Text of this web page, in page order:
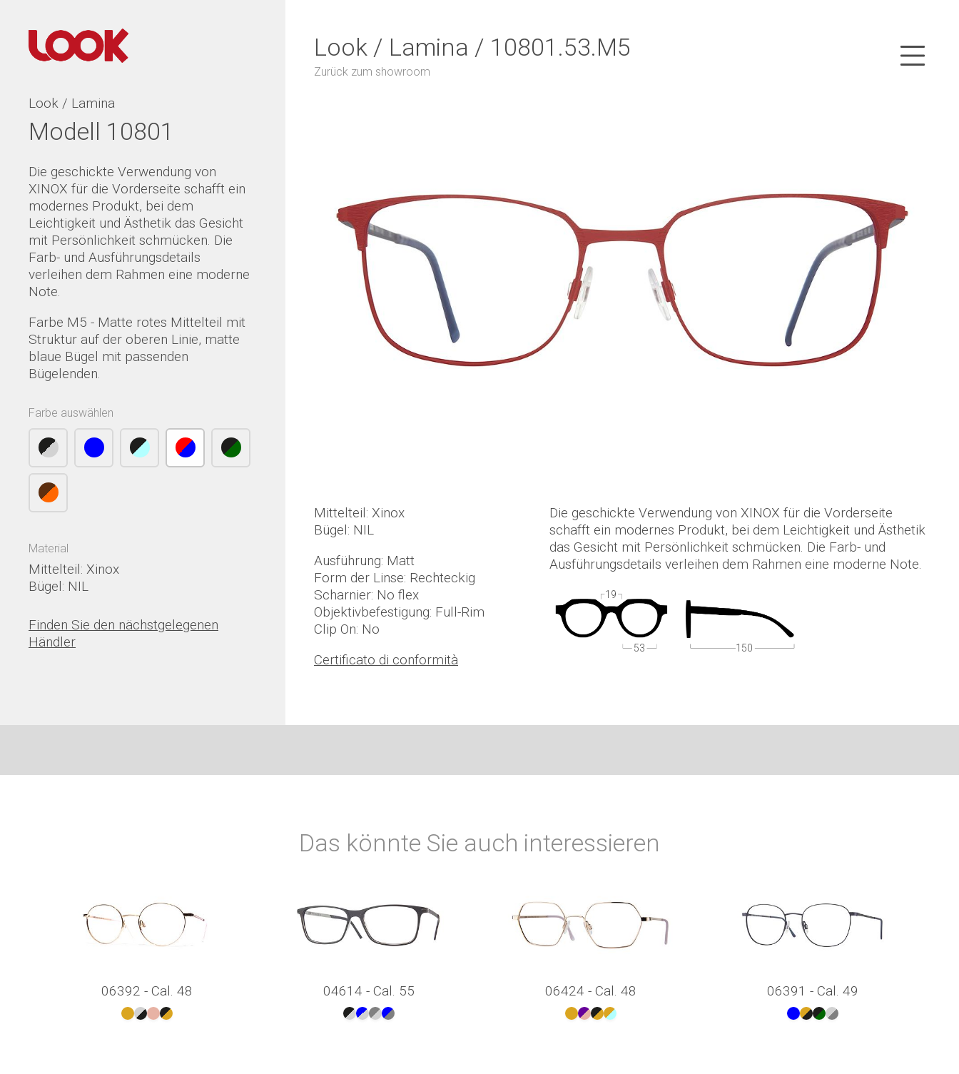
Look / Lamina
Modell 10801
Die geschickte Verwendung von
XINOX für die Vorderseite schafft ein
modernes Produkt, bei dem
Leichtigkeit und Ästhetik das Gesicht
mit Persönlichkeit schmücken. Die
Farb- und Ausführungsdetails
verleihen dem Rahmen eine moderne
Note.
Farbe M5 - Matte rotes Mittelteil mit
Struktur auf der oberen Linie, matte
blaue Bügel mit passenden
Bügelenden.
Farbe auswählen
Material
Mittelteil: Xinox
Bügel: NIL
Finden Sie den nächstgelegenen
Händler
Look / Lamina / 10801.53.M5
Zurück zum showroom
Mittelteil: Xinox
Bügel: NIL
Ausführung: Matt
Form der Linse: Rechteckig
Scharnier: No flex
Objektivbefestigung: Full-Rim
Clip On: No
Certificato di conformità
Die geschickte Verwendung von XINOX für die Vorderseite
schafft ein modernes Produkt, bei dem Leichtigkeit und Ästhetik
das Gesicht mit Persönlichkeit schmücken. Die Farb- und
Ausführungsdetails verleihen dem Rahmen eine moderne Note.
53
19
150
Das könnte Sie auch interessieren
06392 - Cal. 48 04614 - Cal. 55 06424 - Cal. 48 06391 - Cal. 49